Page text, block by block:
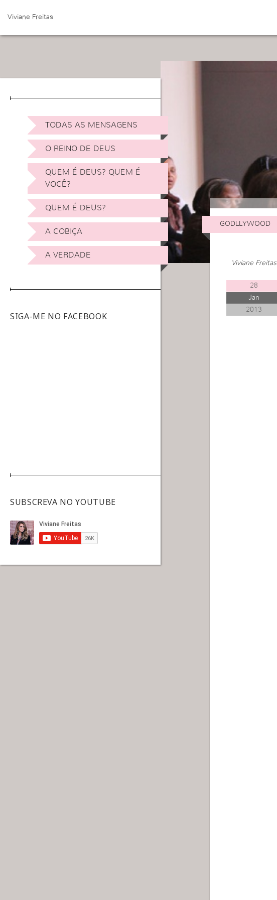
Viviane Freitas
TODAS AS MENSAGENS
O REINO DE DEUS
QUEM É DEUS? QUEM É
VOCÊ?
QUEM É DEUS?
A COBIÇA
A VERDADE
SIGA-ME NO FACEBOOK
SUBSCREVA NO YOUTUBE
GODLLYWOOD
Viviane Freitas
28
Jan
2013